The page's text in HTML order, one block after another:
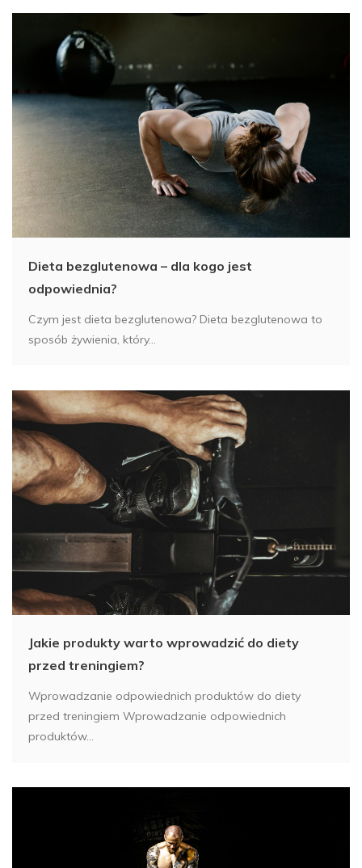
Dieta bezglutenowa – dla kogo jest
odpowiednia?
Czym jest dieta bezglutenowa? Dieta bezglutenowa to
sposób żywienia, który...
Jakie produkty warto wprowadzić do diety
przed treningiem?
Wprowadzanie odpowiednich produktów do diety
przed treningiem Wprowadzanie odpowiednich
produktów...